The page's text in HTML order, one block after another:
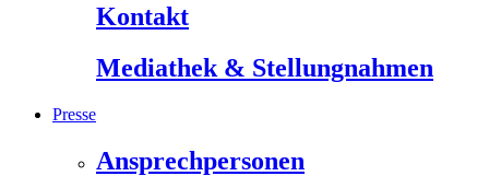
Kontakt
Mediathek & Stellungnahmen
Presse
Ansprechpersonen